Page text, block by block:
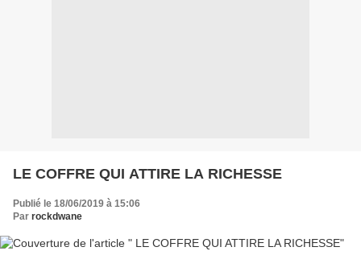
LE COFFRE QUI ATTIRE LA RICHESSE
Publié le 18/06/2019 à 15:06
Par rockdwane